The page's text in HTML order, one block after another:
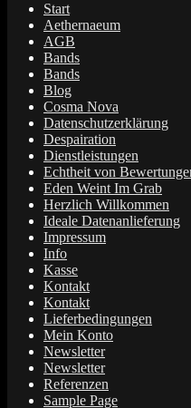
Start
Aethernaeum
AGB
Bands
Bands
Blog
Cosma Nova
Datenschutzerklärung
Despairation
Dienstleistungen
Echtheit von
Eden Weint Im Grab
Herzlich Willkommen
Ideale Datenanlieferung
Impressum
Info
Kasse
Kontakt
Kontakt
Lieferbedingungen
Mein Konto
Newsletter
Newsletter
Referenzen
Sample Page